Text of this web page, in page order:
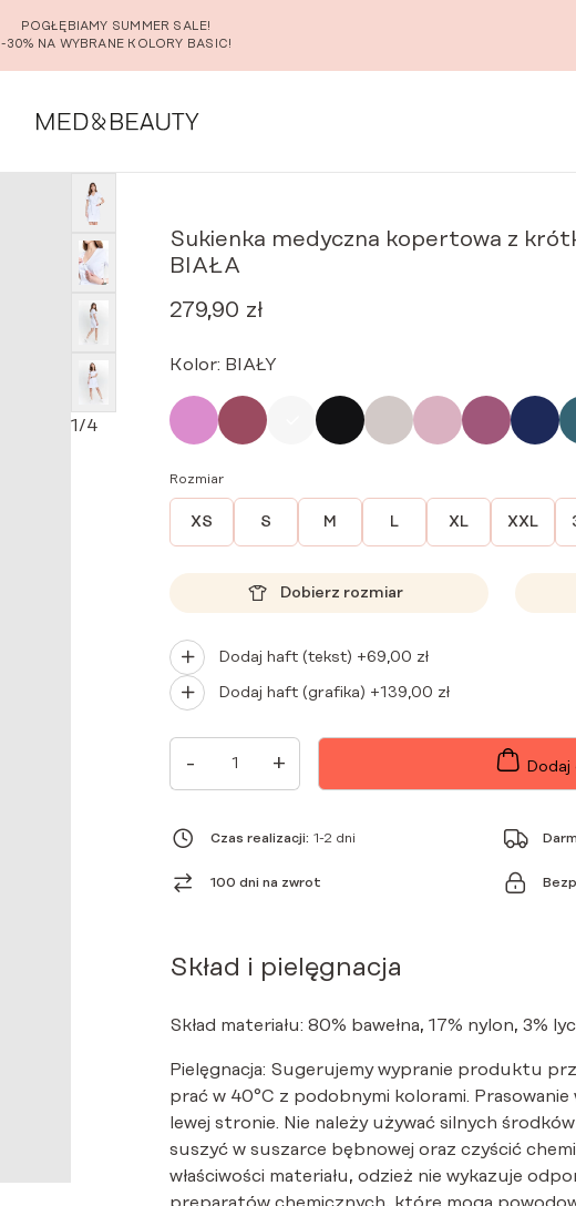
POGŁĘBIAMY SUMMER SALE!
-30% NA WYBRANE KOLORY BASIC!
1/4
Sukienka medyczna kopertowa z
BIAŁA
279,90 zł
Kolor: BIAŁY
Rozmiar
XS S M L XL XXL
Dobierz rozmiar
Dodaj haft (tekst) +69,00 zł
Dodaj haft (grafika) +139,00 zł
-
ILOŚĆ
SUKIENKA
KRÓTKIM
RĘKAWEM
BIAŁA
+ Dodaj
Czas realizacji: 1-2 dni
100 dni na zwrot
Skład i pielęgnacja
Skład materiału: 80% bawełna, 17% nylon, 3%
Pielęgnacja: Sugerujemy wypranie produktu
prać w 40°C z podobnymi kolorami.
lewej stronie. Nie należy używać silnych
suszyć w suszarce bębnowej oraz czyścić
właściwości materiału, odzież nie wykazuje